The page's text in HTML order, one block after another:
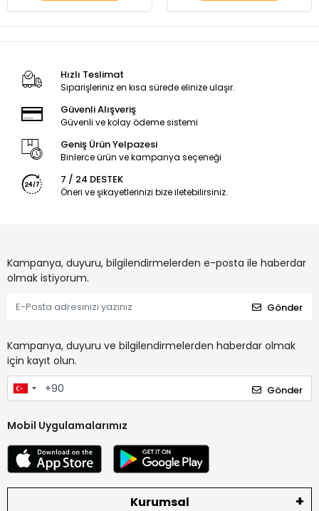
Hızlı Teslimat
Siparişleriniz en kısa sürede elinize ulaşır.
Güvenli Alışveriş
Güvenli ve kolay ödeme sistemi
Geniş Ürün Yelpazesi
Binlerce ürün ve kampanya seçeneği
7 / 24 DESTEK
Öneri ve şikayetlerinizi bize iletebilirsiniz.
Kampanya, duyuru, bilgilendirmelerden e-posta ile haberdar
olmak istiyorum.
Gönder
Kampanya, duyuru ve bilgilendirmelerden haberdar olmak
için kayıt olun.
Gönder
Mobil Uygulamalarımız
Kurumsal